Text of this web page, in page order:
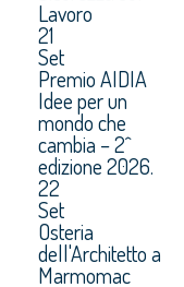
Lavoro
21
Set
Premio AIDIA
Idee per un
mondo che
cambia – 2^
edizione 2026.
22
Set
Osteria
dell'Architetto a
Marmomac